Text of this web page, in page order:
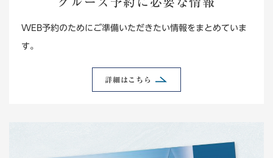
WEB予約のためにご準備いただきたい情報をまとめていま
す。
詳細はこちら